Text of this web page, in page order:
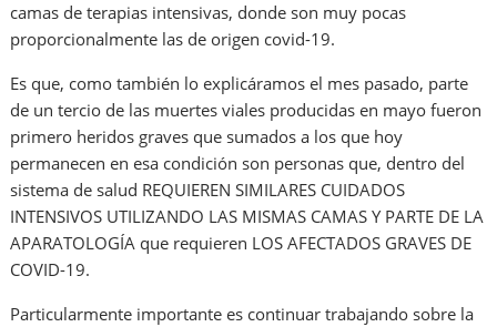
camas de terapias intensivas, donde son muy pocas
proporcionalmente las de origen covid-19.
Es que, como también lo explicáramos el mes pasado, parte
de un tercio de las muertes viales producidas en mayo fueron
primero heridos graves que sumados a los que hoy
permanecen en esa condición son personas que, dentro del
sistema de salud REQUIEREN SIMILARES CUIDADOS
INTENSIVOS UTILIZANDO LAS MISMAS CAMAS Y PARTE DE LA
APARATOLOGÍA que requieren LOS AFECTADOS GRAVES DE
COVID-19.
Particularmente importante es continuar trabajando sobre la